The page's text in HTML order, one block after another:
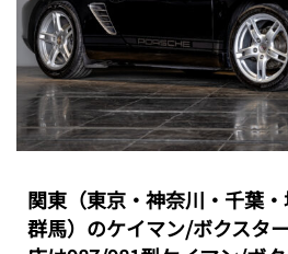
関東（東京・神奈川・千葉
群馬）のケイマン/ボクスタ